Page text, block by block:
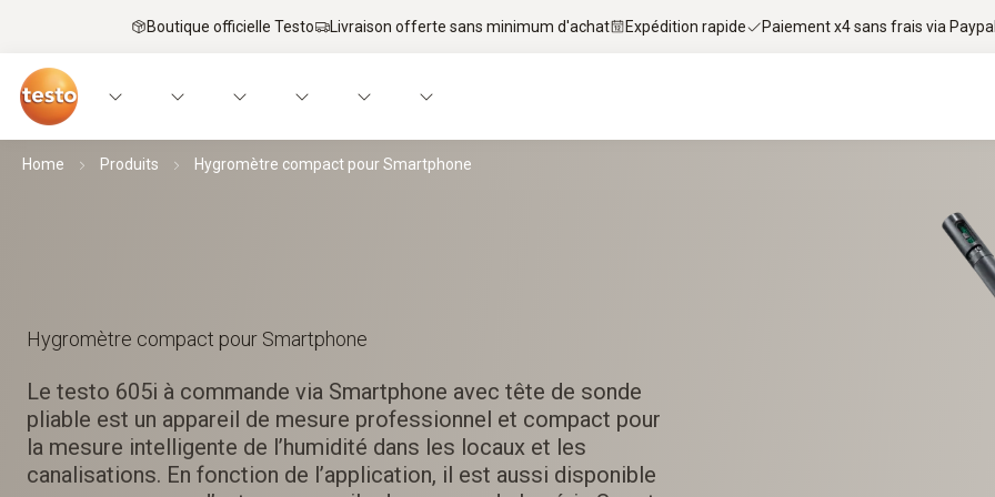
Boutique officielle Testo Livraison offerte sans minimum d'achat Expédition rapide Paiement x4 sans frais via
Home Produits Hygromètre compact pour Smartphone
Hygromètre compact pour Smartphone
Le testo 605i à commande via Smartphone avec tête de sonde
pliable est un appareil de mesure professionnel et compact pour
la mesure intelligente de l’humidité dans les locaux et les
canalisations. En fonction de l’application, il est aussi disponible